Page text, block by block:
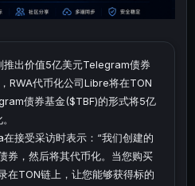
推出价值5亿美元Telegram债券
RWA代币化公司Libre将在TON
债券基金($TBF)的形式将5亿
接受采访时表示：“我们创建的
券，然后将其代币化。当您购买
在TON链上，让您能够获得标的